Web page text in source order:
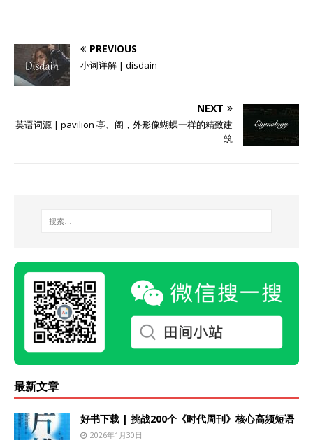
PREVIOUS
小词详解 | disdain
NEXT
英语词源 | pavilion 亭、阁，外形像蝴蝶一样的精致建
筑
最新文章
好书下载 | 挑战200个《时代周刊》核心高频短语
2026年1月30日